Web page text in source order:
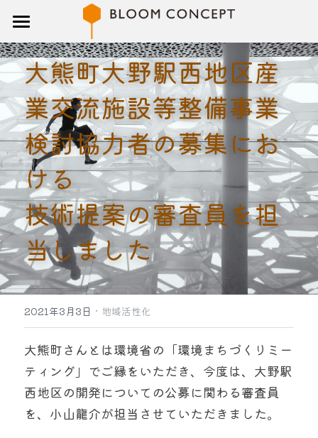
トップ
研修
講師
ブログ
企業概要
お問い合わせ
検索
大熊町大野駅西地区産
業交流施設等整備事業
検討協力者の募集にお
ける
技術提案の審査員を担
当しました
2021年3月3日 · 地域活性化
大熊町さんとは環境省の「環境まちづくりミー
ティング」でご縁をいただき、今度は、大野駅
西地区の開発についての公募に関わる審査員
を、小山龍介が担当させていただきました。